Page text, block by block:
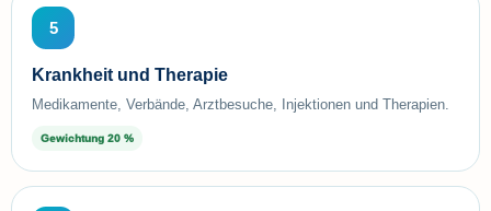
5
Krankheit und Therapie
Medikamente, Verbände, Arztbesuche, Injektionen und Therapien.
Gewichtung 20 %